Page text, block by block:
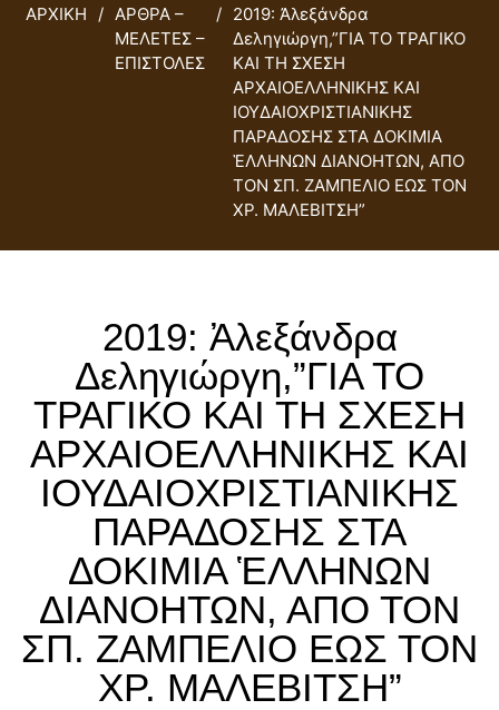
ΑΡΧΙΚΗ / ΑΡΘΡΑ –
ΜΕΛΕΤΕΣ –
ΕΠΙΣΤΟΛΕΣ
/ 2019: Ἀλεξάνδρα
Δεληγιώργη,”ΓΙΑ ΤΟ ΤΡΑΓΙΚΟ
ΚΑΙ ΤΗ ΣΧΕΣΗ
ΑΡΧΑΙΟΕΛΛΗΝΙΚΗΣ ΚΑI
ΙΟΥΔΑΙΟΧΡΙΣΤΙΑΝΙΚΗΣ
ΠΑΡΑΔΟΣΗΣ ΣΤΑ ΔΟΚΙΜΙΑ
ἙΛΛΗΝΩΝ ΔΙΑΝΟΗΤΩΝ, ΑΠΟ
ΤΟΝ ΣΠ. ΖΑΜΠΕΛΙΟ ΕΩΣ ΤΟΝ
ΧΡ. ΜΑΛΕΒΙΤΣΗ”
2019: Ἀλεξάνδρα
Δεληγιώργη,”ΓΙΑ ΤΟ
ΤΡΑΓΙΚΟ ΚΑΙ ΤΗ ΣΧΕΣΗ
ΑΡΧΑΙΟΕΛΛΗΝΙΚΗΣ ΚΑI
ΙΟΥΔΑΙΟΧΡΙΣΤΙΑΝΙΚΗΣ
ΠΑΡΑΔΟΣΗΣ ΣΤΑ
ΔΟΚΙΜΙΑ ἙΛΛΗΝΩΝ
ΔΙΑΝΟΗΤΩΝ, ΑΠΟ ΤΟΝ
ΣΠ. ΖΑΜΠΕΛΙΟ ΕΩΣ ΤΟΝ
ΧΡ. ΜΑΛΕΒΙΤΣΗ”